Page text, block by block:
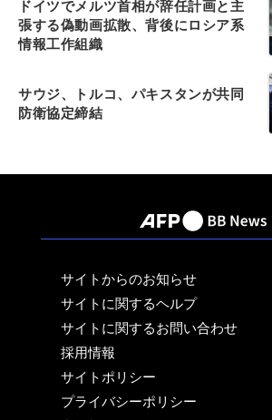
ドイツでメルツ首相が辞任計画と主
張する偽動画拡散、背後にロシア系
情報工作組織
サウジ、トルコ、パキスタンが共同
防衛協定締結
サイトからのお知らせ
サイトに関するヘルプ
サイトに関するお問い合わせ
採用情報
サイトポリシー
プライバシーポリシー